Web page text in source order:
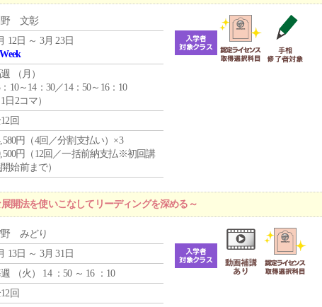
野 文彰
12日 ～ 3月 23日
（ 月 ）
：10～14：30／14：50～16：10
1日2コマ）
回
円（4回／分割支払い）×3
円（12回／一括前納支払※初回講
始前まで）
法を使いこなしてリーディングを深める～
野 みどり
13日 ～ 3月 31日
（火 ） 14 ：50 ～ 16 ：10
回